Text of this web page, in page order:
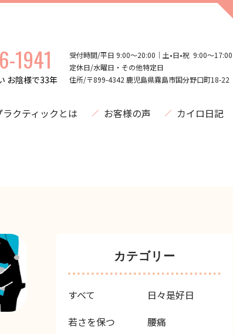
1941
お陰様で33年
受付時間/平日 9:00〜20:00｜土•日•祝 9:00〜17:00
定休日/水曜日・その他特定日
住所/〒899-4342 鹿児島県霧島市国分野口町18-22
ラクティックとは お客様の声 カイロ日記
カテゴリー
すべて
日々是好日
若さを保つ
腰痛